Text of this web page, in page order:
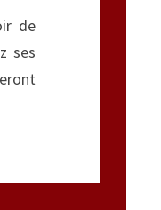
de
ses